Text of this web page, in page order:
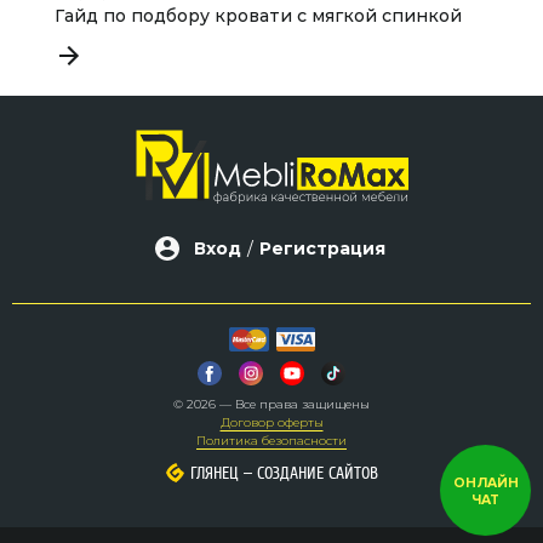
Гайд по подбору кровати с мягкой спинкой
Вход / Регистрация
© 2026 — Все права защищены
Договор оферты
Политика безопасности
ГЛЯНЕЦ– СОЗДАНИЕ САЙТОВ
ГЛЯНЕЦ– СОЗДАНИЕ САЙТОВ
ОНЛАЙН
ЧАТ